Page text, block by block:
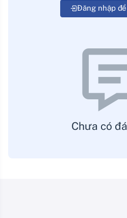
Đăng nhập
Chưa có